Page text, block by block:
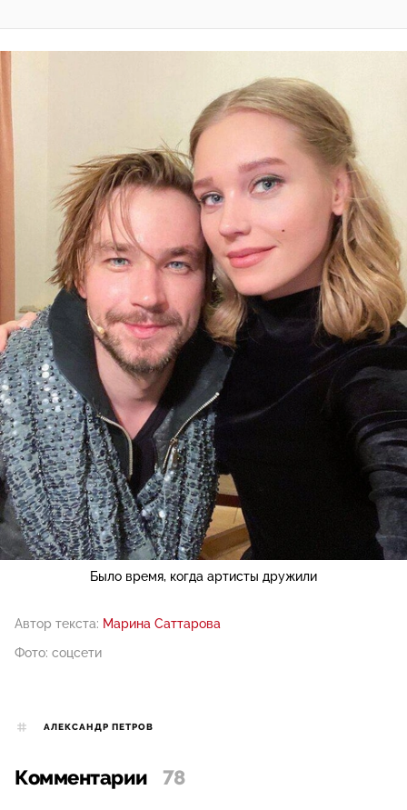
Было время, когда артисты дружили
Автор текста: Марина Саттарова
Фото: соцсети
АЛЕКСАНДР ПЕТРОВ
Комментарии 78